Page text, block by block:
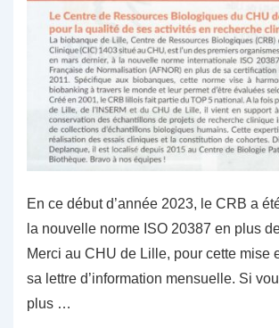
En ce début d’année 2023, le CRB a
la nouvelle norme ISO 20387 en plus
Merci au CHU de Lille, pour cette mise
sa lettre d’information mensuelle. Si
plus …